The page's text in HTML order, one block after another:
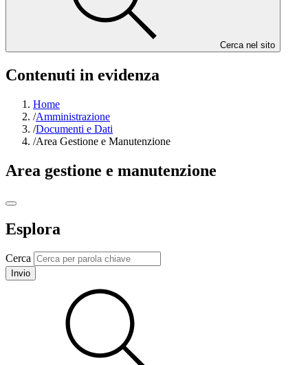
Cerca nel sito
Contenuti in evidenza
Home
/Amministrazione
/Documenti e Dati
/Area Gestione e Manutenzione
Area gestione e manutenzione
Esplora
Cerca
Invio